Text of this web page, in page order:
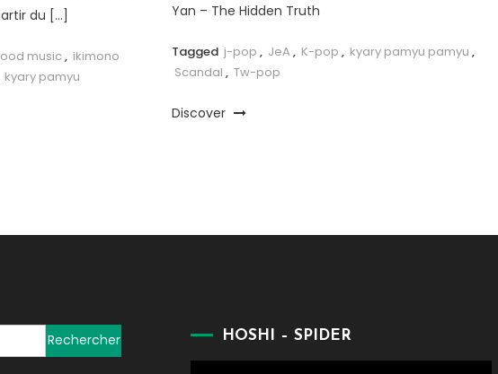
du […]
music , ikimono
kyary pamyu
Yan – The Hidden Truth
Tagged j-pop , JeA , K-pop , kyary pamyu pamyu ,
Scandal , Tw-pop
Discover
Rechercher : HOSHI – SPIDER